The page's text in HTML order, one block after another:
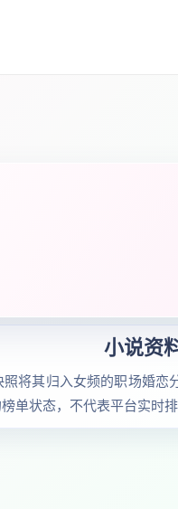
小说资
将其归入女频的职场婚
单状态，不代表平台实时排